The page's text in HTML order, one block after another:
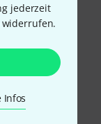
jederzeit
widerrufen.
Infos